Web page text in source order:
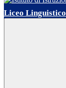
Liceo Linguistico